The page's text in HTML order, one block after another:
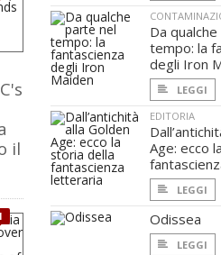
il
Da
tempo: la
degli Iron
LEGGI
EDITORIA
Age: ecco
LEGGI
Odissea
LEGGI